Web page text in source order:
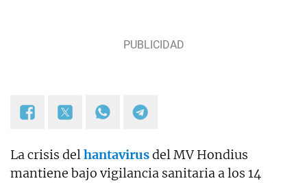
La crisis delhantavirusdel MV Hondius
mantiene bajo vigilancia sanitaria a los 14